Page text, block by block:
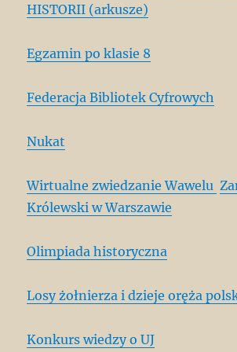
HISTORII (arkusze)
Egzamin po klasie 8
Federacja Bibliotek Cyfrowych
Nukat
Wirtualne zwiedzanie Wawelu
Królewski w Warszawie
Olimpiada historyczna
Losy żołnierza i dzieje oręża
Konkurs wiedzy o UJ